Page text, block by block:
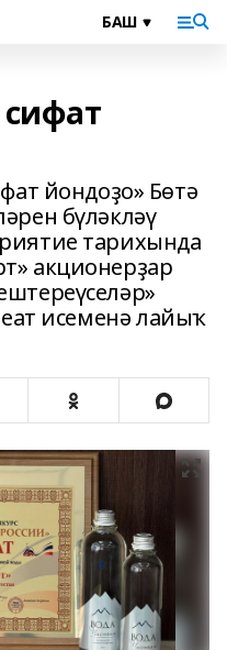
йондоҙо» Бөтә
бүләкләү
тарихында
акционерҙар
исеменә лайыҡ